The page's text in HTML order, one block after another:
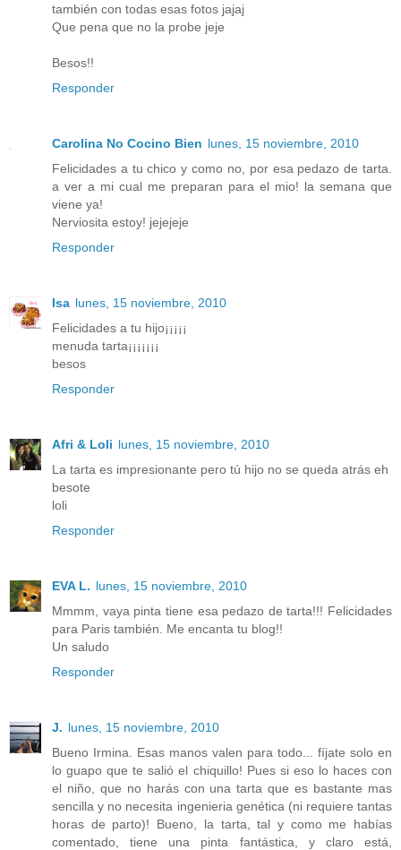
también con todas esas fotos jajaj
Que pena que no la probe jeje
Besos!!
Responder
Carolina No Cocino Bien lunes, 15 noviembre, 2010
Felicidades a tu chico y como no, por esa pedazo de tarta.
a ver a mi cual me preparan para el mio! la semana que
viene ya!
Nerviosita estoy! jejejeje
Responder
Isa lunes, 15 noviembre, 2010
Felicidades a tu hijo¡¡¡¡¡
menuda tarta¡¡¡¡¡¡¡
besos
Responder
Afri & Loli lunes, 15 noviembre, 2010
La tarta es impresionante pero tú hijo no se queda atrás eh
besote
loli
Responder
EVA L. lunes, 15 noviembre, 2010
Mmmm, vaya pinta tiene esa pedazo de tarta!!! Felicidades
para Paris también. Me encanta tu blog!!
Un saludo
Responder
J. lunes, 15 noviembre, 2010
Bueno Irmina. Esas manos valen para todo... fíjate solo en
lo guapo que te salió el chiquillo! Pues si eso lo haces con
el niño, que no harás con una tarta que es bastante mas
sencilla y no necesita ingenieria genética (ni requiere tantas
horas de parto)! Bueno, la tarta, tal y como me habías
comentado, tiene una pinta fantástica, y claro está,